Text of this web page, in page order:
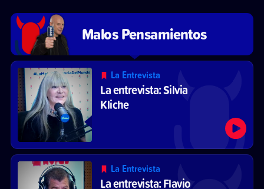
Malos Pensamientos
La Entrevista
La entrevista: Silvia
Kliche
La Entrevista
La entrevista: Flavio